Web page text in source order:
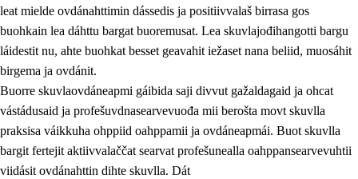
leat mielde ovdánahttimin dássedis ja positiivvalaš birrasa gos
buohkain lea dáhttu bargat buoremusat. Lea skuvlajođihangotti bargu
láidestit nu, ahte buohkat besset geavahit iežaset nana beliid, muosáhit
birgema ja ovdánit.
Buorre skuvlaovdáneapmi gáibida saji divvut gažaldagaid ja ohcat
vástádusaid ja profešuvdnasearvevuođa mii berošta movt skuvlla
praksisa váikkuha ohppiid oahppamii ja ovdáneapmái. Buot skuvlla
bargit fertejit aktiivvalaččat searvat profešunealla oahppansearvevuhtii
viidásit ovdánahttin dihte skuvlla. Dát